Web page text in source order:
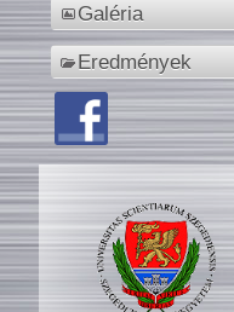
Galéria
Eredmények